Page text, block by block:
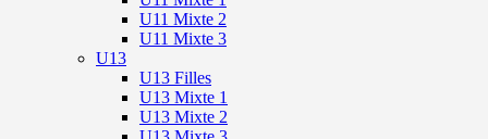
U11 Mixte 2
U11 Mixte 3
U13
U13 Filles
U13 Mixte 1
U13 Mixte 2